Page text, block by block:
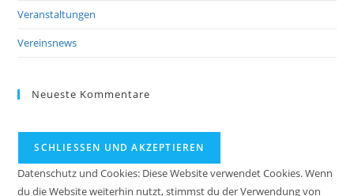
Veranstaltungen
Vereinsnews
Neueste Kommentare
Datenschutz und Cookies: Diese Website verwendet Cookies. Wenn
du die Website weiterhin nutzt, stimmst du der Verwendung von